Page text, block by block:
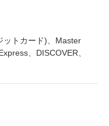
ットカード)、Master
、DISCOVER、